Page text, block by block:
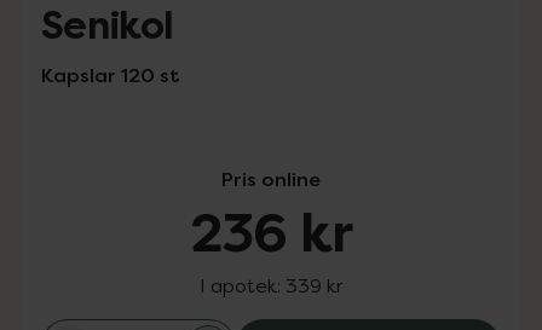
Senikol
Kapslar 120 st
Pris online
236 kr
I apotek: 339 kr